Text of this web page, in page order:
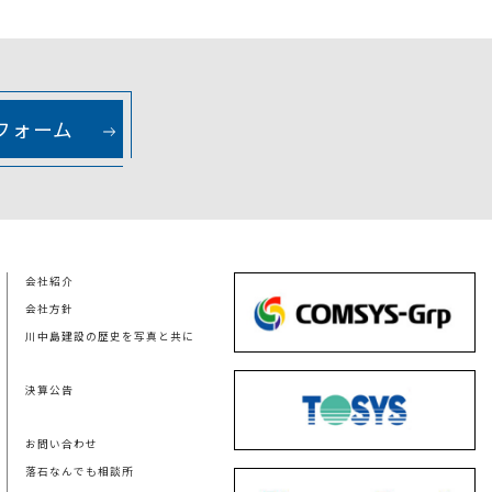
ォーム
会社紹介
会社方針
川中島建設の歴史を写真と共に
決算公告
お問い合わせ
落石なんでも相談所